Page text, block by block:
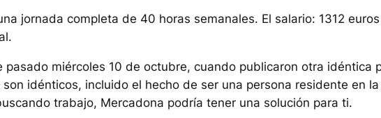
jornada completa de 40 horas semanales. El salario: 1312 euros
miércoles 10 de octubre, cuando publicaron otra idéntica
idénticos, incluido el hecho de ser una persona residente en la
trabajo, Mercadona podría tener una solución para ti.